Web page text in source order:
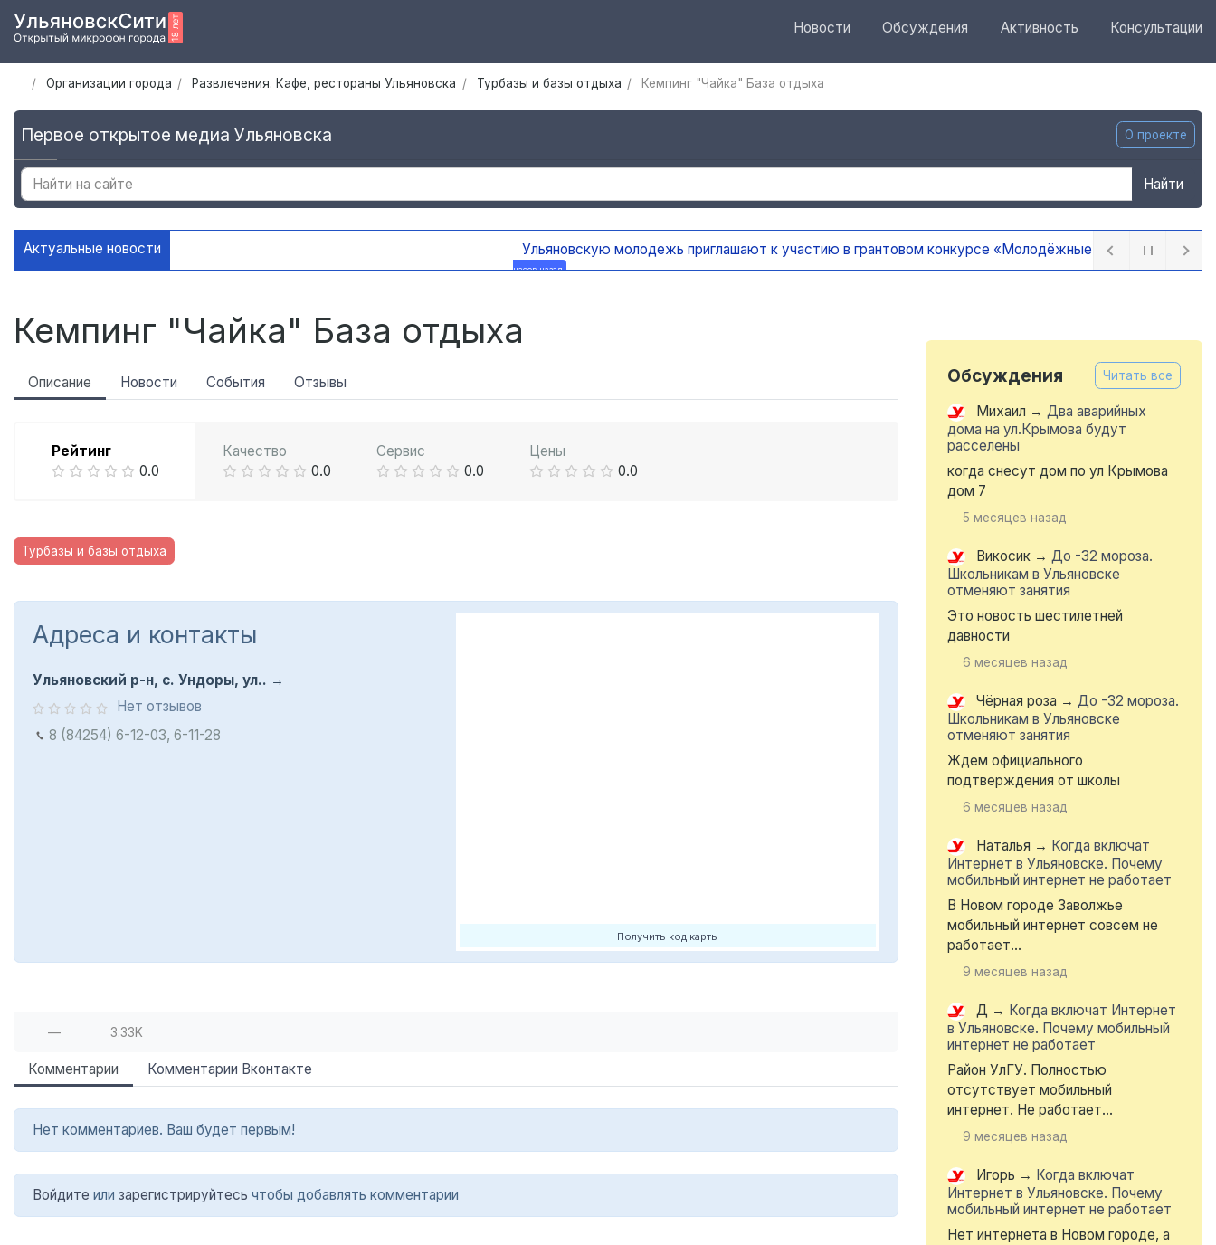
Новости Обсуждения Активность Консультации
Организации города Развлечения. Кафе, рестораны Ульяновска Турбазы и базы отдыха Кемпинг "Чайка" База отдыха
Первое открытое медиа Ульяновска О проекте
Найти
Актуальные новости Ульяновскую молодежь приглашают к участию в грантовом конкурсе «Молодёжные медиа ПФО» 18 часов назад
Кемпинг "Чайка" База отдыха
Описание Новости События Отзывы
Рейтинг
0.0
Качество
0.0
Сервис
0.0
Цены
0.0
Турбазы и базы отдыха
Получить код карты
Адреса и контакты
Ульяновский р-н, с. Ундоры, ул..
Нет отзывов
8 (84254) 6-12-03, 6-11-28
— 3.33K
Комментарии Комментарии Вконтакте
Нет комментариев. Ваш будет первым!
Войдите или зарегистрируйтесь чтобы добавлять комментарии
Обсуждения Читать все
Михаил → Два аварийных
дома на ул.Крымова будут
расселены
когда снесут дом по ул Крымова
дом 7
5 месяцев назад
Викосик → До -32 мороза.
Школьникам в Ульяновске
отменяют занятия
Это новость шестилетней
давности
6 месяцев назад
Чёрная роза → До -32 мороза.
Школьникам в Ульяновске
отменяют занятия
Ждем официального
подтверждения от школы
6 месяцев назад
Наталья → Когда включат
Интернет в Ульяновске. Почему
мобильный интернет не работает
В Новом городе Заволжье
мобильный интернет совсем не
работает...
9 месяцев назад
Д → Когда включат Интернет
в Ульяновске. Почему мобильный
интернет не работает
Район УлГУ. Полностью
отсутствует мобильный
интернет. Не работает...
9 месяцев назад
Игорь → Когда включат
Интернет в Ульяновске. Почему
мобильный интернет не работает
Нет интернета в Новом городе, а